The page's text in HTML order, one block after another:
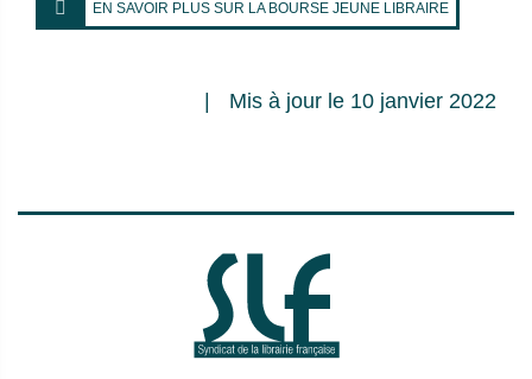
EN SAVOIR PLUS SUR LA BOURSE JEUNE LIBRAIRE
Mis à jour le 10 janvier 2022